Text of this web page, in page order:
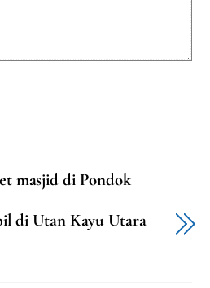
masjid di Pondok
di Utan Kayu Utara